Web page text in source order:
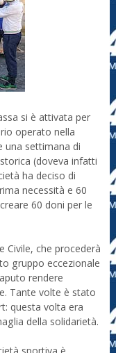
si è attivata per
operato nella
una settimana di
(doveva infatti
ha deciso di
necessità e 60
60 doni per le
Civile, che procederà
gruppo eccezionale
rendere
Tante volte è stato
questa volta era
della solidarietà.